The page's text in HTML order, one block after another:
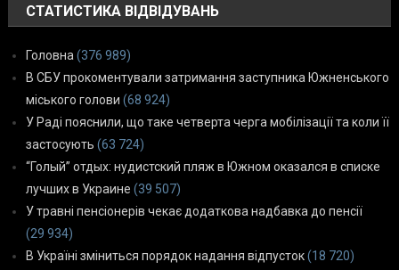
СТАТИСТИКА ВІДВІДУВАНЬ
Головна(376 989)
В СБУ прокоментували затримання заступника Южненського
міського голови (68 924)
У Раді пояснили, що таке четверта черга мобілізації та коли її
застосують (63 724)
“Голый” отдых: нудистский пляж в Южном оказался в списке
лучших в Украине (39 507)
У травні пенсіонерів чекає додаткова надбавка до пенсії
(29 934)
В Україні зміниться порядок надання відпусток(18 720)